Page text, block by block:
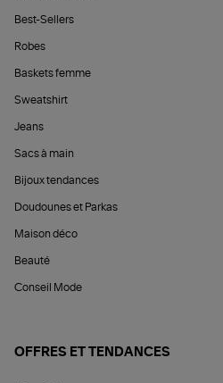
Best-Sellers
Robes
Baskets femme
Sweatshirt
Jeans
Sacs à main
Bijoux tendances
Doudounes et Parkas
Maison déco
Beauté
Conseil Mode
OFFRES ET TENDANCES